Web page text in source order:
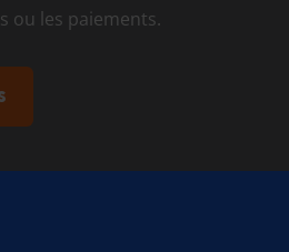
ou les paiements.